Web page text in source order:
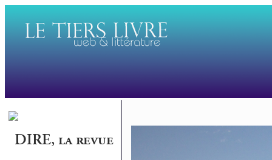
DIRE, la revue